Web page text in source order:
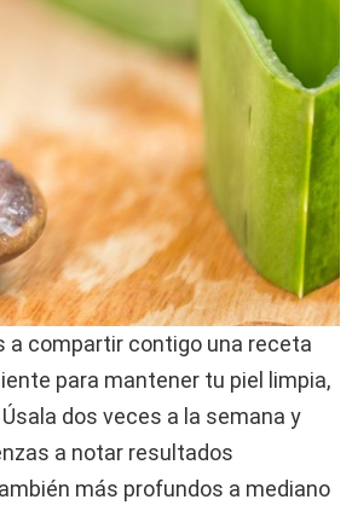
a compartir contigo una receta
para mantener tu piel limpia,
dos veces a la semana y
a notar resultados
más profundos a mediano